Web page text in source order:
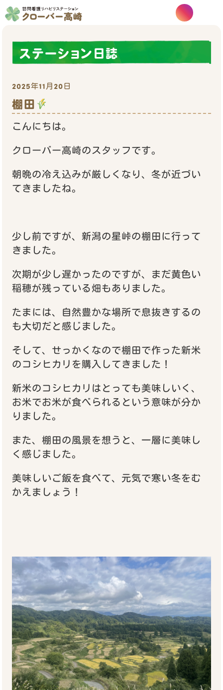
ステーション日誌
2025年11月20日
棚田
こんにちは。
クローバー高崎のスタッフです。
朝晩の冷え込みが厳しくなり、冬が近づい
てきましたね。
少し前ですが、新潟の星峠の棚田に行って
きました。
次期が少し遅かったのですが、まだ黄色い
稲穂が残っている畑もありました。
たまには、自然豊かな場所で息抜きするの
も大切だと感じました。
そして、せっかくなので棚田で作った新米
のコシヒカリを購入してきました！
新米のコシヒカリはとっても美味しいく、
お米でお米が食べられるという意味が分か
りました。
また、棚田の風景を想うと、一層に美味し
く感じました。
美味しいご飯を食べて、元気で寒い冬をむ
かえましょう！